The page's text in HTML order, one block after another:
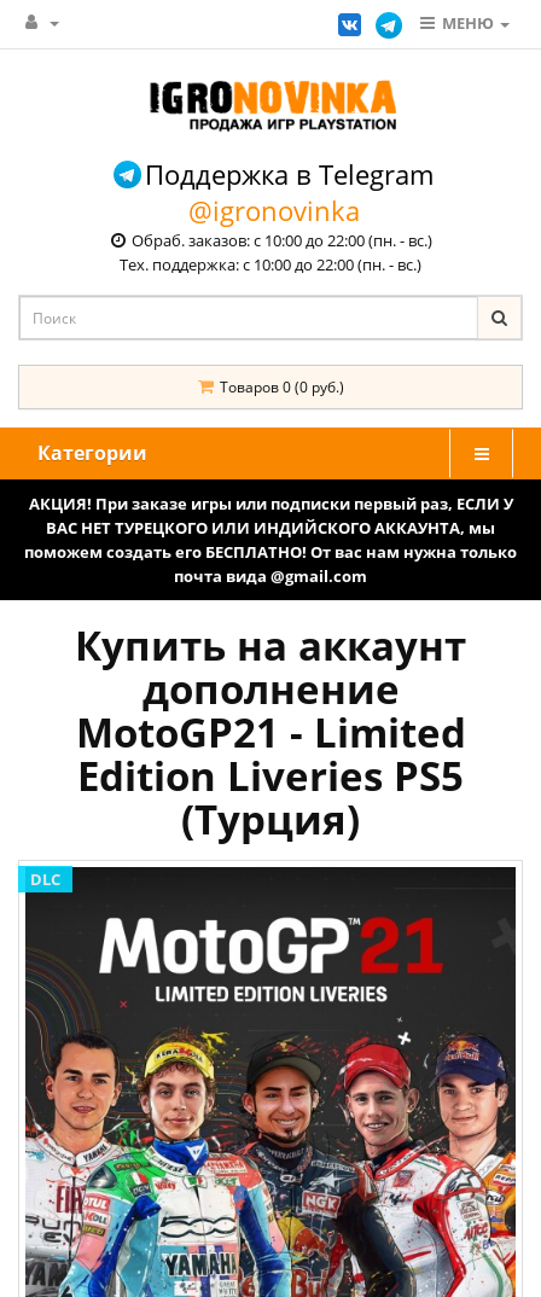
МЕНЮ
Поддержка в Telegram
@igronovinka
Обраб. заказов: с 10:00 до 22:00 (пн. - вс.)
Тех. поддержка: с 10:00 до 22:00 (пн. - вс.)
Товаров 0 (0 руб.)
Категории
АКЦИЯ! При заказе игры или подписки первый раз, ЕСЛИ У
ВАС НЕТ ТУРЕЦКОГО ИЛИ ИНДИЙСКОГО АККАУНТА, мы
поможем создать его БЕСПЛАТНО! От вас нам нужна только
почта вида @gmail.com
Купить на аккаунт
дополнение
MotoGP21 - Limited
Edition Liveries PS5
(Турция)
DLC